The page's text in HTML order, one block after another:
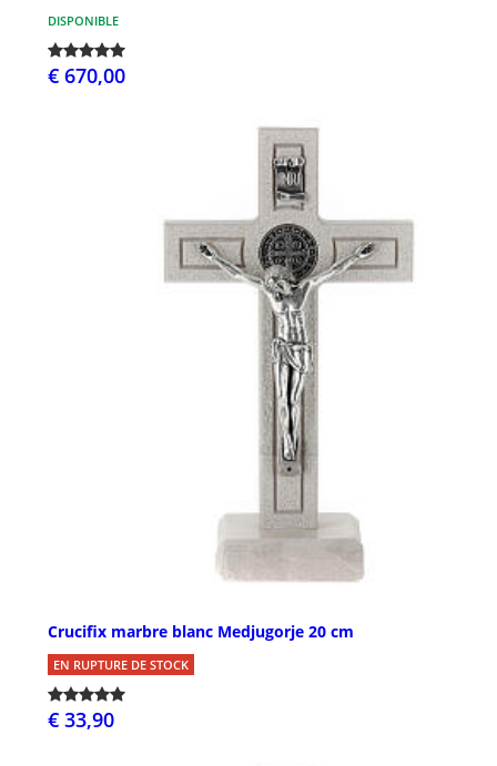
DISPONIBLE
€ 670,00
Crucifix marbre blanc Medjugorje 20 cm
EN RUPTURE DE STOCK
€ 33,90